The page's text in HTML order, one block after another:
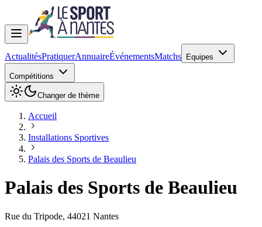
ActualitésPratiquerAnnuaireÉvénementsMatchs Equipes
Compétitions
Changer de thème
Accueil
Installations Sportives
Palais des Sports de Beaulieu
Palais des Sports de Beaulieu
Rue du Tripode, 44021 Nantes